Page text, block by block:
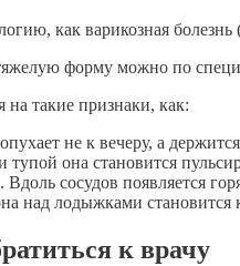
как варикозная
форму можно по
на такие признаки, как:
не к вечеру, а
она становится
Вдоль сосудов появляется
над лодыжками становится
к врачу